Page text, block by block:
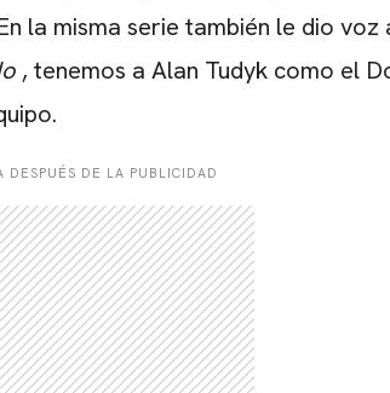
la misma serie también le dio voz
, tenemos a Alan Tudyk como el
DESPUÉS DE LA PUBLICIDAD